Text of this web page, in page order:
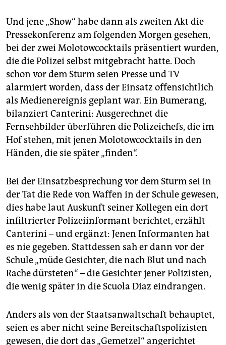
Und jene „Show“ habe dann als zweiten Akt die
Pressekonferenz am folgenden Morgen gesehen,
bei der zwei Molotowcocktails präsentiert wurden,
die die Polizei selbst mitgebracht hatte. Doch
schon vor dem Sturm seien Presse und TV
alarmiert worden, dass der Einsatz offensichtlich
als Medienereignis geplant war. Ein Bumerang,
bilanziert Canterini: Ausgerechnet die
Fernsehbilder überführen die Polizeichefs, die im
Hof stehen, mit jenen Molotowcocktails in den
Händen, die sie später „finden“.
Bei der Einsatzbesprechung vor dem Sturm sei in
der Tat die Rede von Waffen in der Schule gewesen,
dies habe laut Auskunft seiner Kollegen ein dort
infiltrierter Polizeiinformant berichtet, erzählt
Canterini – und ergänzt: Jenen Informanten hat
es nie gegeben. Stattdessen sah er dann vor der
Schule „müde Gesichter, die nach Blut und nach
Rache dürsteten“ – die Gesichter jener Polizisten,
die wenig später in die Scuola Diaz eindrangen.
Anders als von der Staatsanwaltschaft behauptet,
seien es aber nicht seine Bereitschaftspolizisten
gewesen, die dort das „Gemetzel“ angerichtet